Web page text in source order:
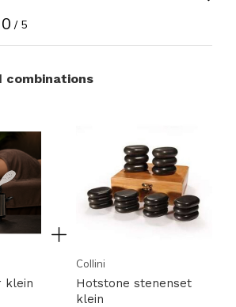
0 / 5
combinations
klein
Collini
Hotstone stenenset
klein